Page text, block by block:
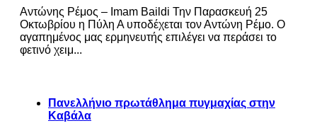
Αντώνης Ρέμος – Imam Baildi Την Παρασκευή 25
Οκτωβρίου η Πύλη Α υποδέχεται τον Αντώνη Ρέμο. Ο
αγαπημένος μας ερμηνευτής επιλέγει να περάσει το
φετινό χειμ...
Πανελλήνιο πρωτάθλημα πυγμαχίας στην
Καβάλα